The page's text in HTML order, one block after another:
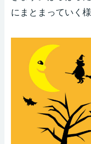
にまとまっていく